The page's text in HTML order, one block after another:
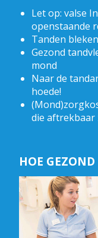
Let op: valse
openstaande
Tanden
Gezond
mond
Naar de
hoede!
die aftrekbaar
HOE